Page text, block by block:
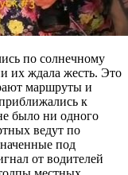
по солнечному
их ждала жесть. Это
маршруты и
к
было ни одного
ведут по
под
от водителей